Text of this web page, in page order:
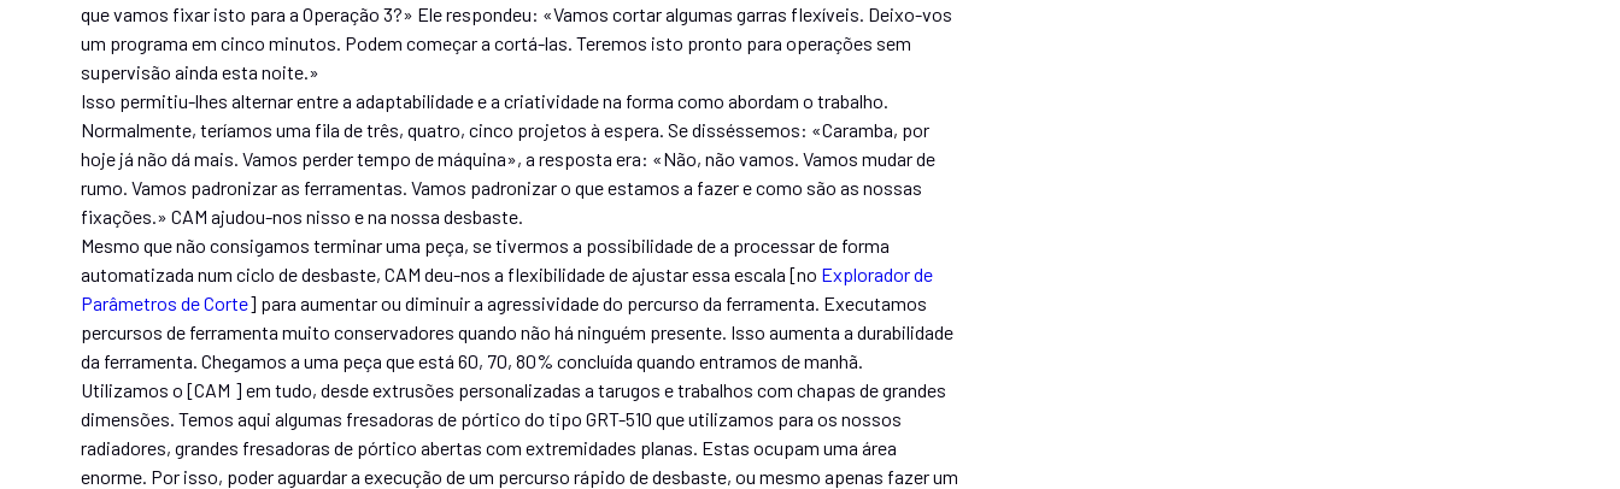
que vamos fixar isto para a Operação 3?» Ele respondeu: «Vamos cortar algumas garras flexíveis. Deixo-vos
um programa em cinco minutos. Podem começar a cortá-las. Teremos isto pronto para operações sem
supervisão ainda esta noite.»
Isso permitiu-lhes alternar entre a adaptabilidade e a criatividade na forma como abordam o trabalho.
Normalmente, teríamos uma fila de três, quatro, cinco projetos à espera. Se disséssemos: «Caramba, por
hoje já não dá mais. Vamos perder tempo de máquina», a resposta era: «Não, não vamos. Vamos mudar de
rumo. Vamos padronizar as ferramentas. Vamos padronizar o que estamos a fazer e como são as nossas
fixações.» CAM ajudou-nos nisso e na nossa desbaste.
Mesmo que não consigamos terminar uma peça, se tivermos a possibilidade de a processar de forma
automatizada num ciclo de desbaste, CAM deu-nos a flexibilidade de ajustar essa escala [no Explorador de
Parâmetros de Corte] para aumentar ou diminuir a agressividade do percurso da ferramenta. Executamos
percursos de ferramenta muito conservadores quando não há ninguém presente. Isso aumenta a durabilidade
da ferramenta. Chegamos a uma peça que está 60, 70, 80% concluída quando entramos de manhã.
Utilizamos o [CAM ] em tudo, desde extrusões personalizadas a tarugos e trabalhos com chapas de grandes
dimensões. Temos aqui algumas fresadoras de pórtico do tipo GRT-510 que utilizamos para os nossos
radiadores, grandes fresadoras de pórtico abertas com extremidades planas. Estas ocupam uma área
enorme. Por isso, poder aguardar a execução de um percurso rápido de desbaste, ou mesmo apenas fazer um